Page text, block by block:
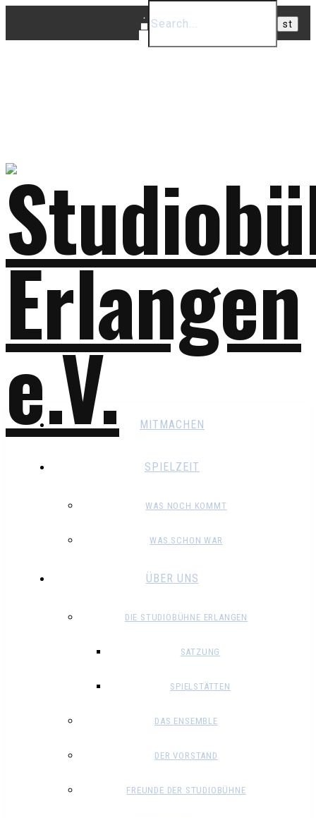
MITMACHEN
SPIELZEIT
WAS NOCH KOMMT
WAS SCHON WAR
ÜBER UNS
DIE STUDIOBÜHNE ERLANGEN
SATZUNG
SPIELSTÄTTEN
DAS ENSEMBLE
DER VORSTAND
FREUNDE DER STUDIOBÜHNE